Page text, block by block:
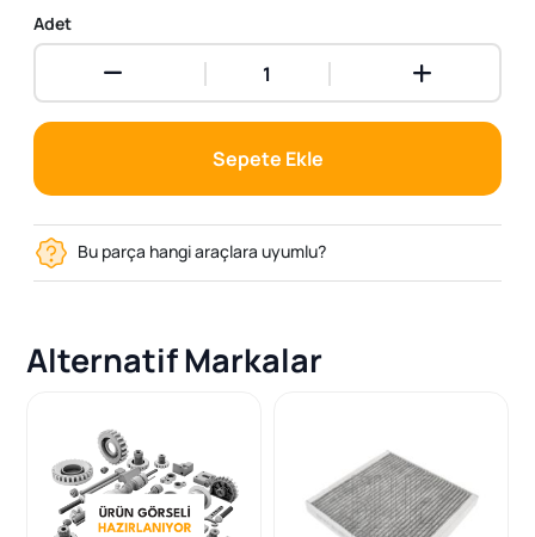
Adet
Sepete Ekle
Bu parça hangi araçlara uyumlu?
Alternatif Markalar